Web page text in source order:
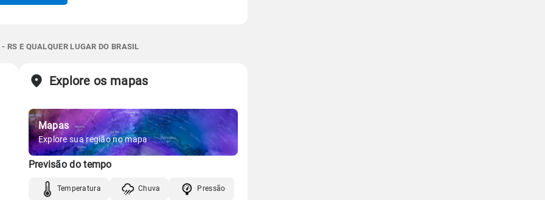
07:02h às 18:02h
Minguante
Vento Umidade
0.0mm
73%
07:01h às 18:02h
Minguante
Gráfico
Vento Umidade
RS E QUALQUER LUGAR DO BRASIL
Explore os mapas
Mapas
Explore sua região no mapa
Previsão do tempo
Temperatura Chuva Pressão